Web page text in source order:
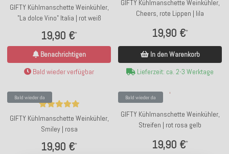
GIFTY Kühlmanschette Weinkühler,
"La dolce Vino" Italia | rot weiß
19,90 €*
Benachrichtigen
Bald wieder verfügbar
GIFTY Kühlmanschette Weinkühler,
Cheers, rote Lippen | lila
19,90 €*
In den Warenkorb
Lieferzeit: ca. 2-3 Werktage
Bald wieder da
GIFTY Kühlmanschette Weinkühler,
Smiley | rosa
19,90 €*
Bald wieder da
GIFTY Kühlmanschette Weinkühler,
Streifen | rot rosa gelb
19,90 €*